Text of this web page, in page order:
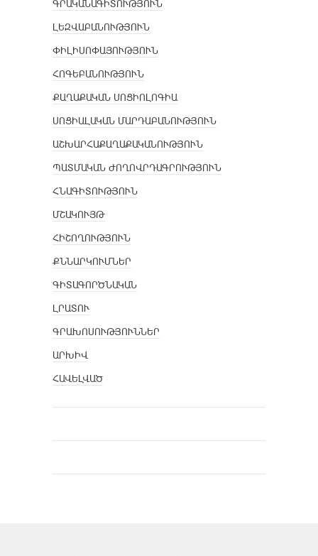
ԳՐԱԿԱՆԱԳԻՏՈՒԹՅՈՒՆ
ԼԵԶՎԱԲԱՆՈՒԹՅՈՒՆ
ՓԻԼԻՍՈՓԱՅՈՒԹՅՈՒՆ
ՀՈԳԵԲԱՆՈՒԹՅՈՒՆ
ՔԱՂԱՔԱԿԱՆ ՍՈՑԻՈԼՈԳԻԱ
ՍՈՑԻԱԼԱԿԱՆ ՄԱՐԴԱԲԱՆՈՒԹՅՈՒՆ
ԱՇԽԱՐՀԱՔԱՂԱՔԱԿԱՆՈՒԹՅՈՒՆ
ՊԱՏՄԱԿԱՆ ԺՈՂՈՎՐԴԱԳՐՈՒԹՅՈՒՆ
ՀՆԱԳԻՏՈՒԹՅՈՒՆ
ՄՇԱԿՈՒՅԹ
ՀԻՇՈՂՈՒԹՅՈՒՆ
ՔՆՆԱՐԿՈՒՄՆԵՐ
ԳԻՏԱԳՈՐԾՆԱԿԱՆ
ԼՐԱՏՈՒ
ԳՐԱԽՈՍՈՒԹՅՈՒՆՆԵՐ
ԱՐԽԻՎ
ՀԱՎԵԼՎԱԾ